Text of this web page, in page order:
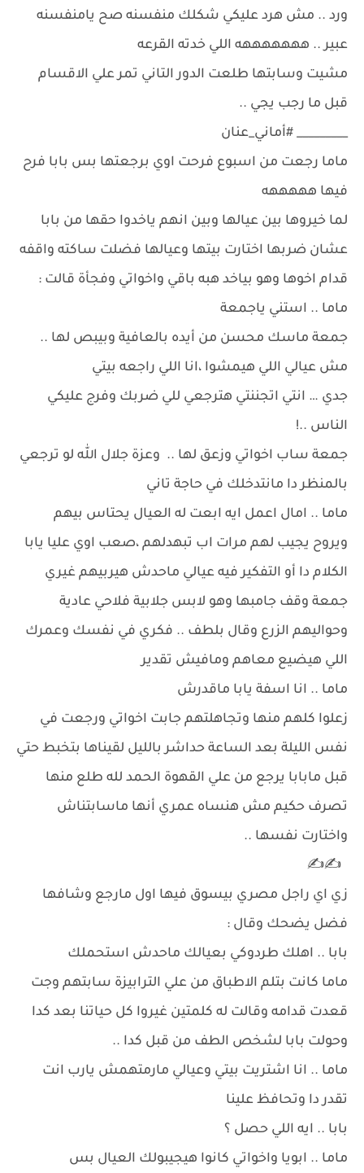
ورد .. مش هرد عليكي شكلك منفسنه صح يامنفسنه
عبير .. هههههههه اللي خدته القرعه
مشيت وسابتها طلعت الدور التاني تمر علي الاقسام
قبل ما رجب يجي ..
_________ #أماني_عنان
ماما رجعت من اسبوع فرحت اوي برجعتها بس بابا فرح
فيها هههههه
لما خيروها بين عيالها وبين انهم ياخدوا حقها من بابا
عشان ضربها اختارت بيتها وعيالها فضلت ساكته واقفه
قدام اخوها وهو بياخد هبه باقي واخواتي وفجأة قالت :
ماما .. استني ياجمعة
جمعة ماسك محسن من أيده بالعافية وبيبص لها ..
مش عيالي اللي هيمشوا ،انا اللي راجعه بيتي
جدي … انتي اتجننتي هترجعي للي ضربك وفرج عليكي
الناس ..!
جمعة ساب اخواتي وزعق لها .. وعزة جلال الله لو ترجعي
بالمنظر دا مانتدخلك في حاجة تاني
ماما .. امال اعمل ايه ابعت له العيال يحتاس بيهم
ويروح يجيب لهم مرات اب تبهدلهم ،صعب اوي عليا يابا
الكلام دا أو التفكير فيه عيالي ماحدش هيربيهم غيري
جمعة وقف جامبها وهو لابس جلابية فلاحي عادية
وحواليهم الزرع وقال بلطف .. فكري في نفسك وعمرك
اللي هيضيع معاهم ومافيش تقدير
ماما .. انا اسفة يابا ماقدرش
زعلوا كلهم منها وتجاهلتهم جابت اخواتي ورجعت في
نفس الليلة بعد الساعة حداشر بالليل لقيناها بتخبط حتي
قبل مابابا يرجع من علي القهوة الحمد لله طلع منها
تصرف حكيم مش هنساه عمري أنها ماسابتناش
واختارت نفسها ..
✍️✍️
زي اي راجل مصري بيسوق فيها اول مارجع وشافها
فضل يضحك وقال :
بابا .. اهلك طردوكي بعيالك ماحدش استحملك
ماما كانت بتلم الاطباق من علي الترابيزة سابتهم وجت
قعدت قدامه وقالت له كلمتين غيروا كل حياتنا بعد كدا
وحولت بابا لشخص الطف من قبل كدا ..
ماما .. انا اشتريت بيتي وعيالي مارمتهمش يارب انت
تقدر دا وتحافظ علينا
بابا .. ايه اللي حصل ؟
ماما .. ابويا واخواتي كانوا هيجيبولك العيال بس